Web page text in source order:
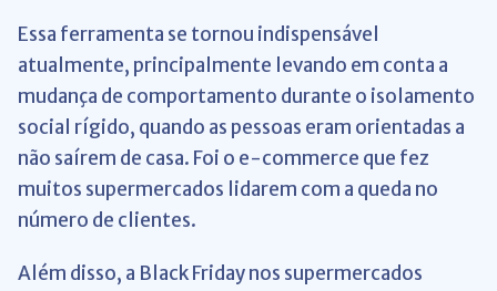
Essa ferramenta se tornou indispensável
atualmente, principalmente levando em conta a
mudança de comportamento durante o isolamento
social rígido, quando as pessoas eram orientadas a
não saírem de casa. Foi o e-commerce que fez
muitos supermercados lidarem com a queda no
número de clientes.
Além disso, a Black Friday nos supermercados